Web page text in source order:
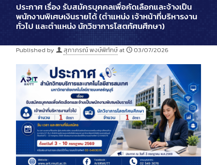
ประกาศ เรื่อง รับสมัครบุคคลเพื่อคัดเลือกและจ้างเป็น
พนักงานพิเศษเงินรายได้ (ตำแหน่ง เจ้าหน้าที่บริหารงาน
ทั่วไป และตำแหน่ง นักวิชาการโสตทัศนศึกษา)
Published by สุภาภรณ์ พงษ์พิทักษ์ at 03/07/2026